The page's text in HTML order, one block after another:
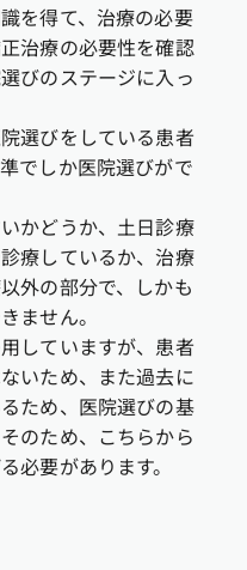
を得て、治療の必要
治療の必要性を確認
びのステージに入っ
選びをしている患者
でしか医院選びがで
かどうか、土日診療
療しているか、治療
外の部分で、しかも
ません。
していますが、患者
いため、また過去に
ため、医院選びの基
のため、こちらから
必要があります。